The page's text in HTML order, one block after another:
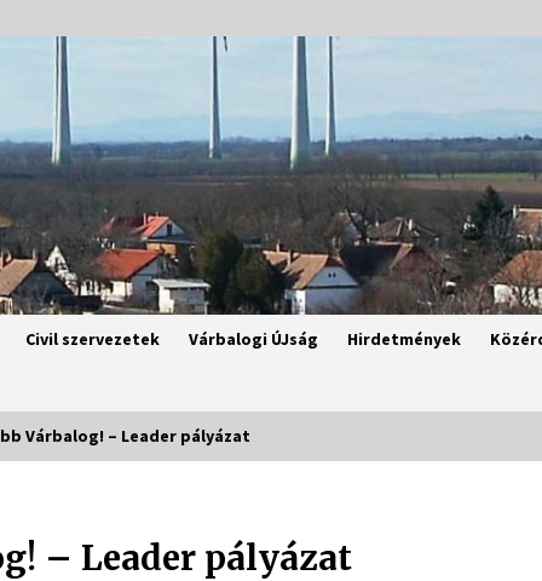
Civil szervezetek Várbalogi ÚJság Hirdetmények
Várbalog! – Leader pályázat
– Leader pályázat